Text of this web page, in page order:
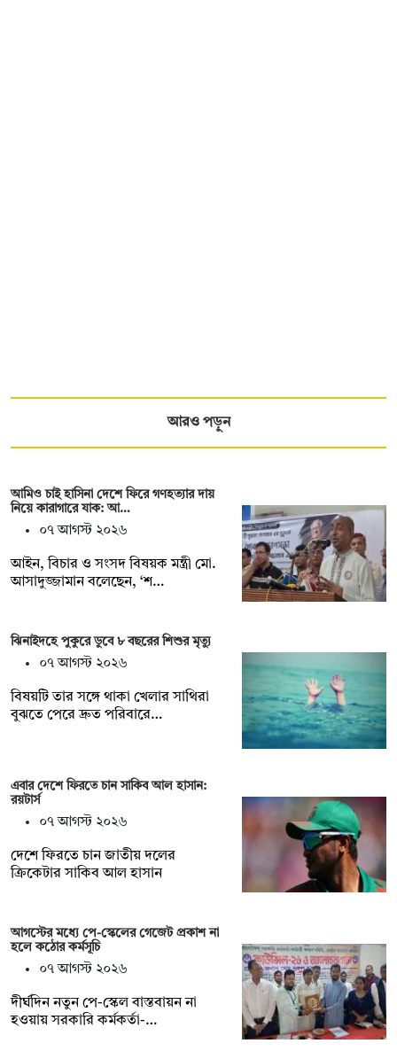
আরও পড়ুন
আমিও চাই হাসিনা দেশে ফিরে গণহত্যার দায়
নিয়ে কারাগারে যাক: আ…
০৭ আগস্ট ২০২৬
আইন, বিচার ও সংসদ বিষয়ক মন্ত্রী মো.
আসাদুজ্জামান বলেছেন, ‘শ…
ঝিনাইদহে পুকুরে ডুবে ৮ বছরের শিশুর মৃত্যু
০৭ আগস্ট ২০২৬
বিষয়টি তার সঙ্গে থাকা খেলার সাথিরা
বুঝতে পেরে দ্রুত পরিবারে…
এবার দেশে ফিরতে চান সাকিব আল হাসান:
রয়টার্স
০৭ আগস্ট ২০২৬
দেশে ফিরতে চান জাতীয় দলের
ক্রিকেটার সাকিব আল হাসান
আগস্টের মধ্যে পে-স্কেলের গেজেট প্রকাশ না
হলে কঠোর কর্মসূচি
০৭ আগস্ট ২০২৬
দীর্ঘদিন নতুন পে-স্কেল বাস্তবায়ন না
হওয়ায় সরকারি কর্মকর্তা-…